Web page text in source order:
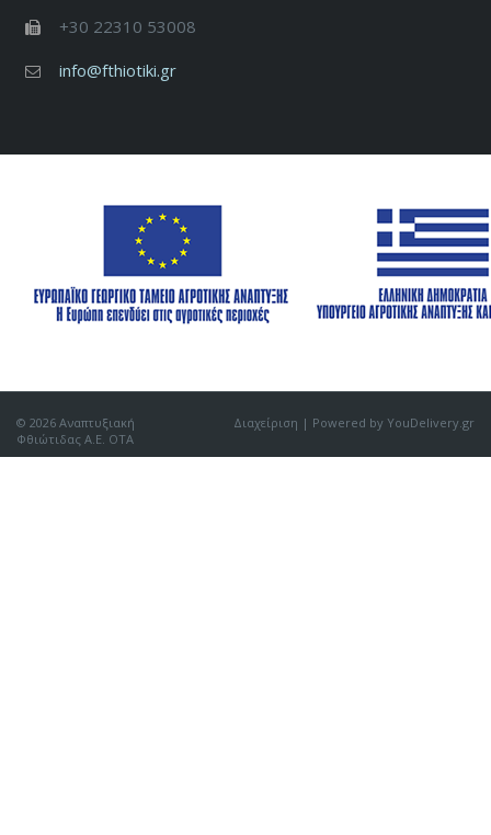
+30 22310 53008
info@fthiotiki.gr
© 2026 Αναπτυξιακή
Φθιώτιδας Α.Ε. ΟΤΑ
Διαχείριση | Powered by YouDelivery.gr